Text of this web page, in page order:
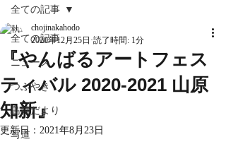
全ての記事
ニュース
つぶやき
島猫だより
写道
全ての記事
『やんばるアートフェス
ティバル 2020-2021 山原
知新』
chojinakahodo
2020年12月25日 読了時間: 1分
更新日： 2021年8月23日